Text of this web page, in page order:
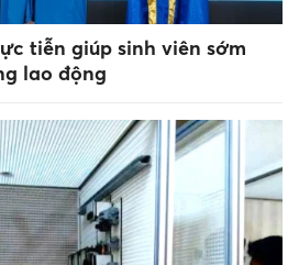
tiễn giúp sinh viên sớm
lao động